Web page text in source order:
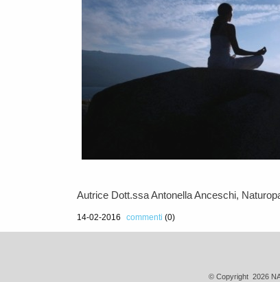
Autrice Dott.ssa Antonella Anceschi,
14-02-2016 commenti (0)
© Copyright 2026